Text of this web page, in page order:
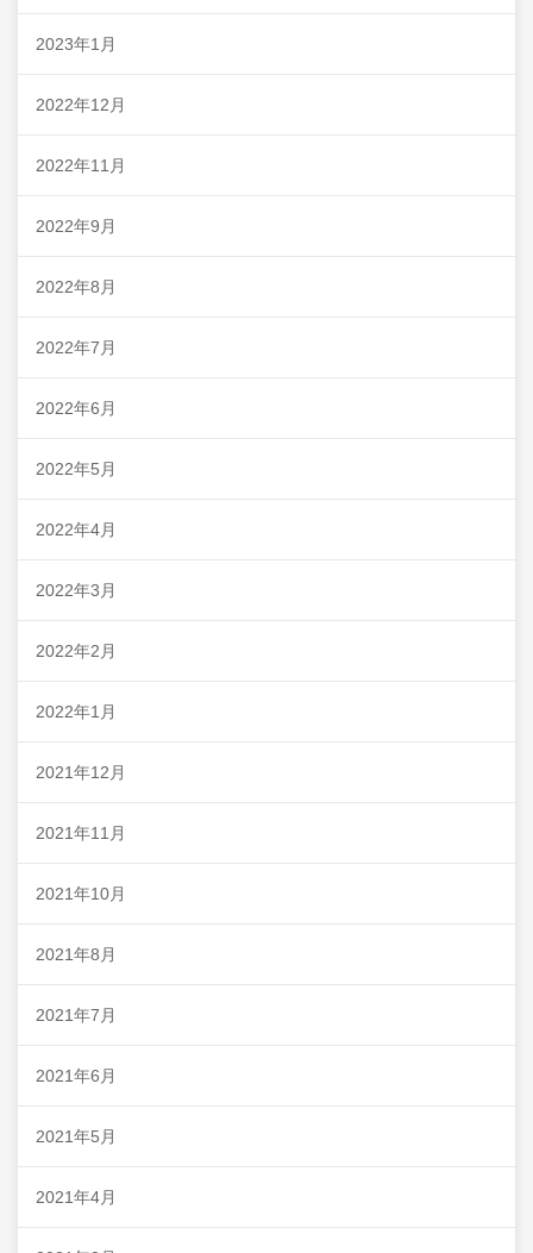
2023年1月
2022年12月
2022年11月
2022年9月
2022年8月
2022年7月
2022年6月
2022年5月
2022年4月
2022年3月
2022年2月
2022年1月
2021年12月
2021年11月
2021年10月
2021年8月
2021年7月
2021年6月
2021年5月
2021年4月